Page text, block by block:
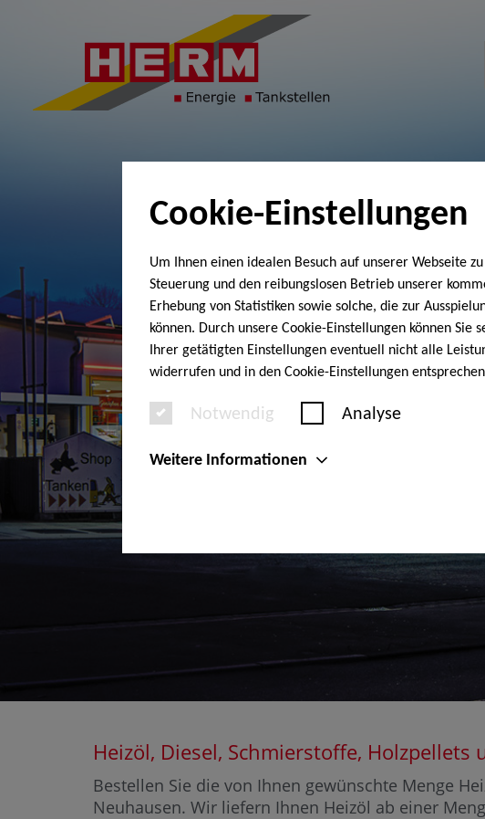
Cookie-Einstellungen
Um Ihnen einen idealen Besuch auf unserer Webseite
Steuerung und den reibungslosen Betrieb unserer
Erhebung von Statistiken sowie solche, die zur
können. Durch unsere Cookie-Einstellungen können Sie
Ihrer getätigten Einstellungen eventuell nicht alle
widerrufen und in den Cookie-Einstellungen
Notwendig Analyse
Weitere Informationen
Heizöl, Diesel, Schmierstoffe,
Bestellen Sie die von Ihnen gewünschte Menge
Neuhausen. Wir liefern Ihnen Heizöl ab einer